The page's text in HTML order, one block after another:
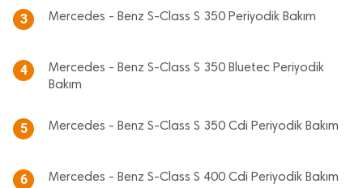
3 Mercedes - Benz S-Class S 350 Periyodik Bakım
4
Mercedes - Benz S-Class S 350 Bluetec Periyodik
Bakım
5 Mercedes - Benz S-Class S 350 Cdi Periyodik Bakım
6 Mercedes - Benz S-Class S 400 Cdi Periyodik Bakım